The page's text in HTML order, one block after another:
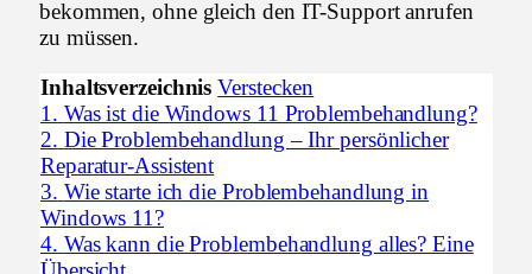
bekommen, ohne gleich den IT-Support anrufen
zu müssen.
Inhaltsverzeichnis Verstecken
1. Was ist die Windows 11 Problembehandlung?
2. Die Problembehandlung – Ihr persönlicher
Reparatur-Assistent
3. Wie starte ich die Problembehandlung in
Windows 11?
4. Was kann die Problembehandlung alles? Eine